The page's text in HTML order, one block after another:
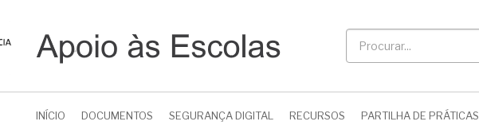
INÍCIO DOCUMENTOS SEGURANÇA DIGITAL RECURSOS PARTILHA DE PRÁTICAS